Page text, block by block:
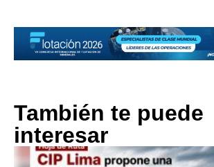
También te puede
interesar